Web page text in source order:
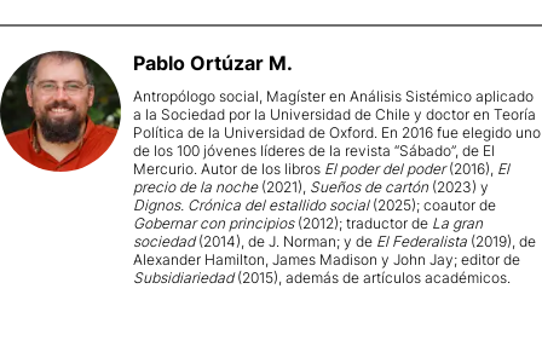
Pablo Ortúzar M.
Antropólogo social, Magíster en Análisis Sistémico aplicado
a la Sociedad por la Universidad de Chile y doctor en Teoría
Política de la Universidad de Oxford. En 2016 fue elegido uno
de los 100 jóvenes líderes de la revista “Sábado”, de El
Mercurio. Autor de los libros El poder del poder(2016), El
precio de la noche (2021), Sueños de cartón (2023) y
Dignos. Crónica del estallido social (2025); coautor de
Gobernar con principios(2012); traductor de La gran
sociedad(2014), de J. Norman; y de El Federalista (2019), de
Alexander Hamilton, James Madison y John Jay; editor de
Subsidiariedad(2015), además de artículos académicos.